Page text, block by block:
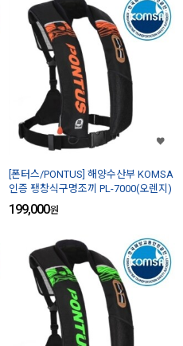
[폰터스/PONTUS] 해양수산부 KOMSA
인증 팽창식구명조끼 PL-7000(오렌지)
199,000원